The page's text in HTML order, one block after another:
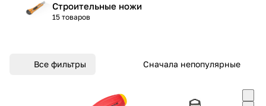
Строительные ножи
15 товаров
Все фильтры Сначала непопулярные